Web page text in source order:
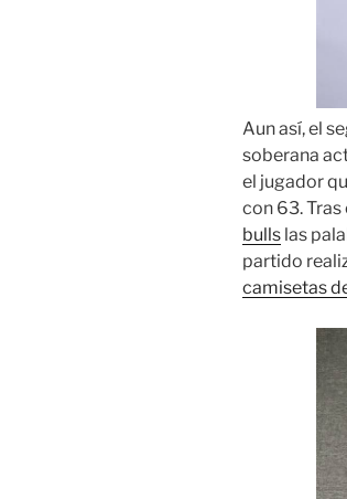
Aun así, el
soberana
el jugador
con 63.
bulls las
partido
camisetas